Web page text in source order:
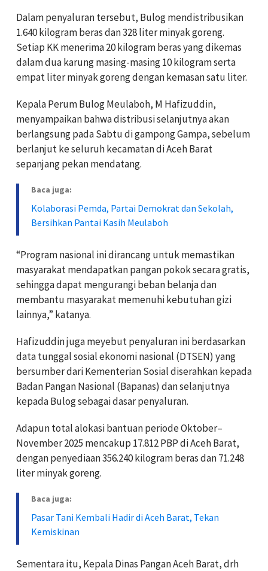
Dalam penyaluran tersebut, Bulog mendistribusikan
1.640 kilogram beras dan 328 liter minyak goreng.
Setiap KK menerima 20 kilogram beras yang dikemas
dalam dua karung masing-masing 10 kilogram serta
empat liter minyak goreng dengan kemasan satu liter.
Kepala Perum Bulog Meulaboh, M Hafizuddin,
menyampaikan bahwa distribusi selanjutnya akan
berlangsung pada Sabtu di gampong Gampa, sebelum
berlanjut ke seluruh kecamatan di Aceh Barat
sepanjang pekan mendatang.
Baca juga:
Kolaborasi Pemda, Partai Demokrat dan Sekolah,
Bersihkan Pantai Kasih Meulaboh
“Program nasional ini dirancang untuk memastikan
masyarakat mendapatkan pangan pokok secara gratis,
sehingga dapat mengurangi beban belanja dan
membantu masyarakat memenuhi kebutuhan gizi
lainnya,” katanya.
Hafizuddin juga meyebut penyaluran ini berdasarkan
data tunggal sosial ekonomi nasional (DTSEN) yang
bersumber dari Kementerian Sosial diserahkan kepada
Badan Pangan Nasional (Bapanas) dan selanjutnya
kepada Bulog sebagai dasar penyaluran.
Adapun total alokasi bantuan periode Oktober–
November 2025 mencakup 17.812 PBP di Aceh Barat,
dengan penyediaan 356.240 kilogram beras dan 71.248
liter minyak goreng.
Baca juga:
Pasar Tani Kembali Hadir di Aceh Barat, Tekan
Kemiskinan
Sementara itu, Kepala Dinas Pangan Aceh Barat, drh